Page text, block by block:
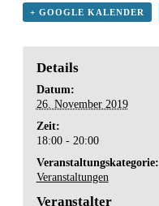
+ GOOGLE KALENDER
Details
Datum:
26. November 2019
Zeit:
18:00 - 20:00
Veranstaltungskategorie:
Veranstaltungen
Veranstalter